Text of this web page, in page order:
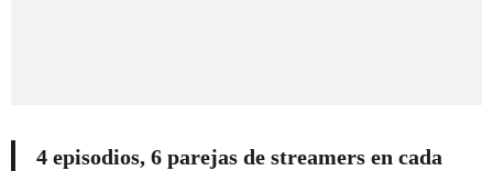
4 episodios, 6 parejas de streamers en cada